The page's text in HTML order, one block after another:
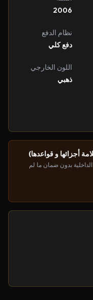
2006
نظام الدفع
دفع كلي
اللون الخارجي
ذهبي
أجزائها و قواعدها)
بدون ضمان ما لم